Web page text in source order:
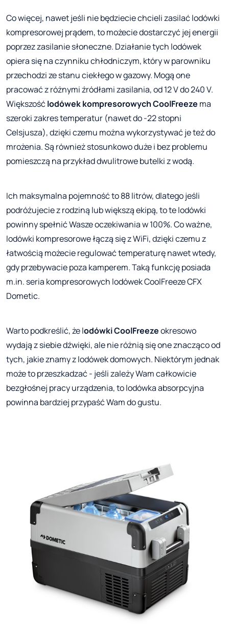
Co więcej, nawet jeśli nie będziecie chcieli zasilać lodówki
kompresorowej prądem, to możecie dostarczyć jej energii
poprzez zasilanie słoneczne. Działanie tych lodówek
opiera się na czynniku chłodniczym, który w parowniku
przechodzi ze stanu ciekłego w gazowy. Mogą one
pracować z różnymi źródłami zasilania, od 12 V do 240 V.
Większośćlodówek kompresorowych CoolFreeze ma
szeroki zakres temperatur (nawet do -22 stopni
Celsjusza), dzięki czemu można wykorzystywać je też do
mrożenia. Są również stosunkowo duże i bez problemu
pomieszczą na przykład dwulitrowe butelki z wodą.
Ich maksymalna pojemność to 88 litrów, dlatego jeśli
podróżujecie z rodziną lub większą ekipą, to te lodówki
powinny spełnić Wasze oczekiwania w 100%. Co ważne,
lodówki kompresorowe łączą się z WiFi, dzięki czemu z
łatwością możecie regulować temperaturę nawet wtedy,
gdy przebywacie poza kamperem. Taką funkcję posiada
m.in. seria kompresorowych lodówek CoolFreeze CFX
Dometic.
Warto podkreślić, że lodówki CoolFreezeokresowo
wydają z siebie dźwięki, ale nie różnią się one znacząco od
tych, jakie znamy z lodówek domowych. Niektórym jednak
może to przeszkadzać - jeśli zależy Wam całkowicie
bezgłośnej pracy urządzenia, to lodówka absorpcyjna
powinna bardziej przypaść Wam do gustu.